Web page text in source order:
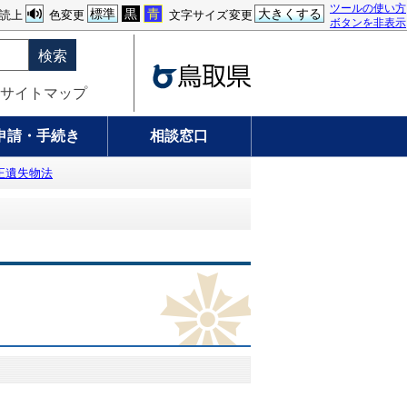
ツールの使い方
ボタンを非表示
文字サイズ変更 大きくする
色変更 標準 黒 青
読上
検索
サイトマップ
請・手続き 相談窓口
遺失物法